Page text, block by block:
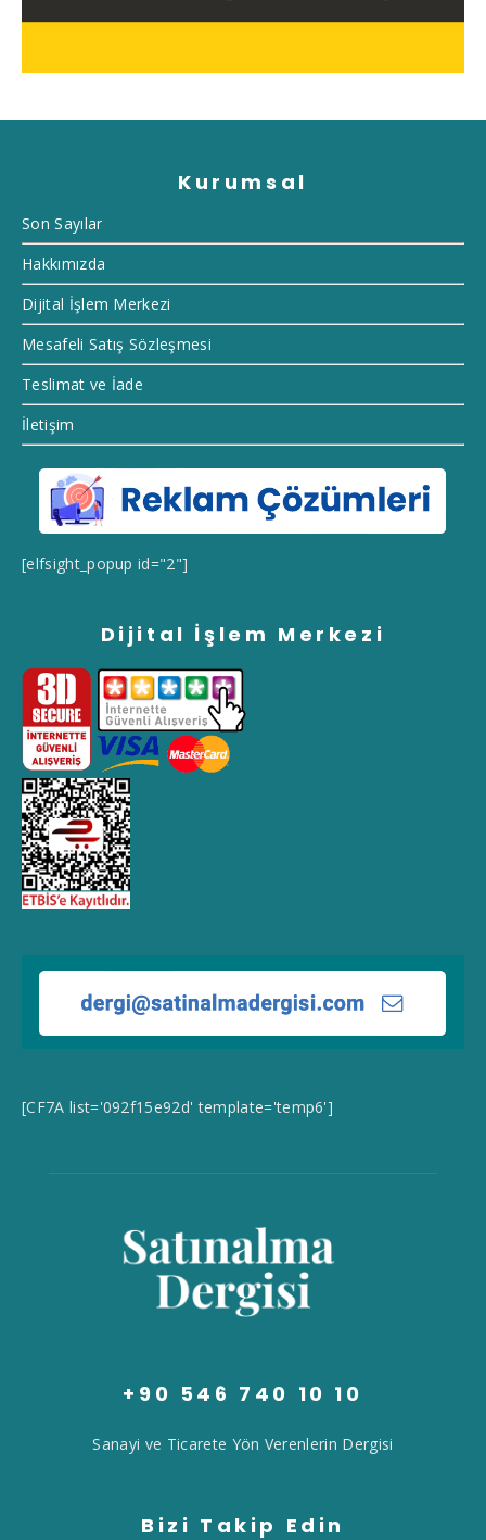
Kurumsal
Son Sayılar
Hakkımızda
Dijital İşlem Merkezi
Mesafeli Satış Sözleşmesi
Teslimat ve İade
İletişim
[elfsight_popup id="2"]
Dijital İşlem Merkezi
[CF7A list='092f15e92d' template='temp6']
+90 546 740 10 10
Sanayi ve Ticarete Yön Verenlerin Dergisi
Bizi Takip Edin